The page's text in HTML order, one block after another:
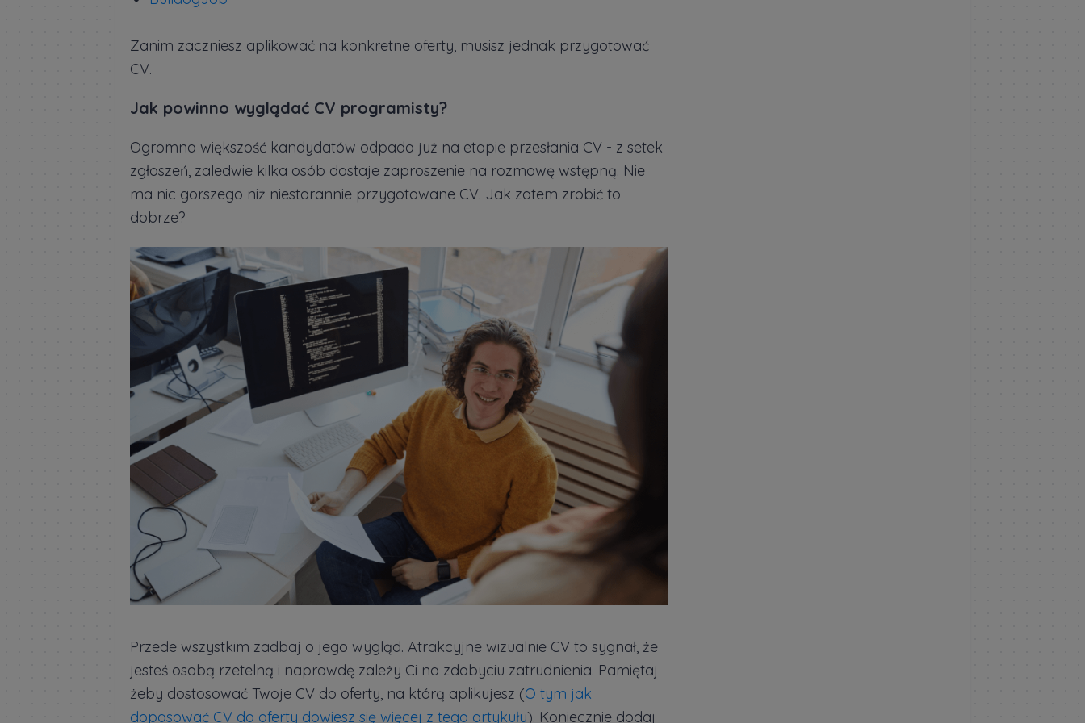
Zanim zaczniesz aplikować na konkretne oferty, musisz jednak przygotować
CV.
Jak powinno wyglądać CV programisty?
Ogromna większość kandydatów odpada już na etapie przesłania CV - z setek
zgłoszeń, zaledwie kilka osób dostaje zaproszenie na rozmowę wstępną. Nie
ma nic gorszego niż niestarannie przygotowane CV. Jak zatem zrobić to
dobrze?
Przede wszystkim zadbaj o jego wygląd. Atrakcyjne wizualnie CV to sygnał, że
jesteś osobą rzetelną i naprawdę zależy Ci na zdobyciu zatrudnienia. Pamiętaj
żeby dostosować Twoje CV do oferty, na którą aplikujesz (O tym jak
dopasować CV do oferty dowiesz się więcej z tego artykułu). Koniecznie dodaj